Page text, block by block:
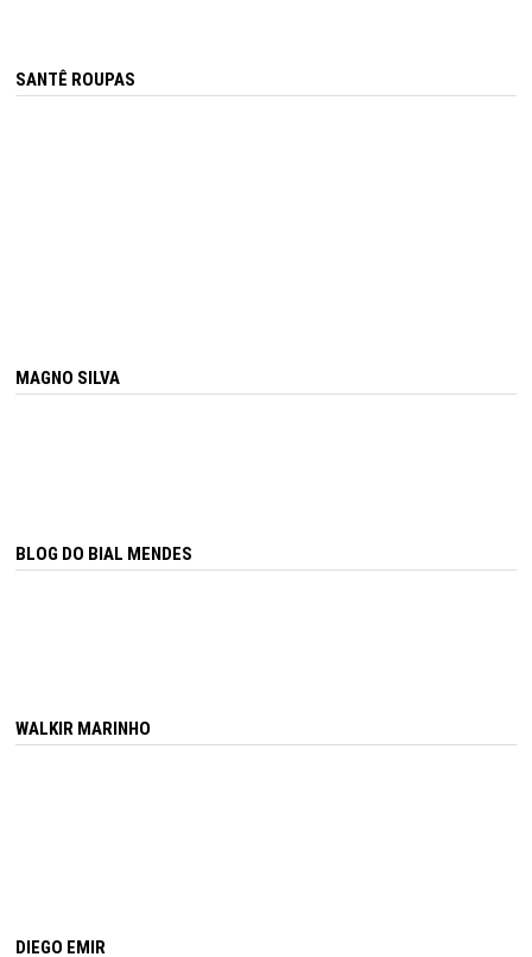
SANTÊ ROUPAS
MAGNO SILVA
BLOG DO BIAL MENDES
WALKIR MARINHO
DIEGO EMIR